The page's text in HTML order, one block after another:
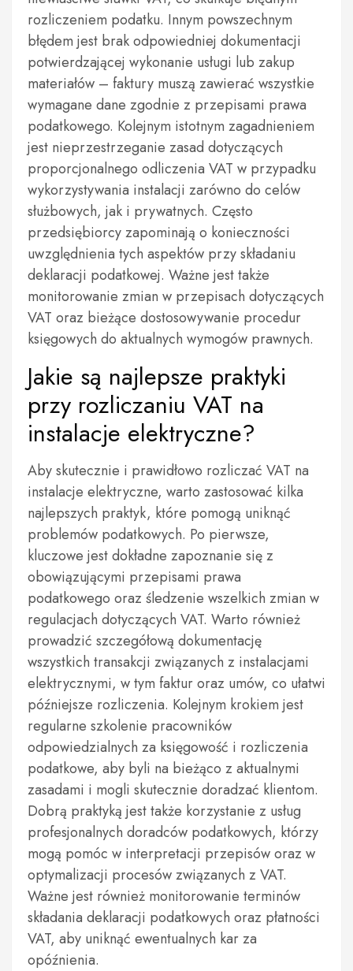
rozliczeniem podatku. Innym powszechnym
błędem jest brak odpowiedniej dokumentacji
potwierdzającej wykonanie usługi lub zakup
materiałów – faktury muszą zawierać wszystkie
wymagane dane zgodnie z przepisami prawa
podatkowego. Kolejnym istotnym zagadnieniem
jest nieprzestrzeganie zasad dotyczących
proporcjonalnego odliczenia VAT w przypadku
wykorzystywania instalacji zarówno do celów
służbowych, jak i prywatnych. Często
przedsiębiorcy zapominają o konieczności
uwzględnienia tych aspektów przy składaniu
deklaracji podatkowej. Ważne jest także
monitorowanie zmian w przepisach dotyczących
VAT oraz bieżące dostosowywanie procedur
księgowych do aktualnych wymogów prawnych.
Jakie są najlepsze praktyki
przy rozliczaniu VAT na
instalacje elektryczne?
Aby skutecznie i prawidłowo rozliczać VAT na
instalacje elektryczne, warto zastosować kilka
najlepszych praktyk, które pomogą uniknąć
problemów podatkowych. Po pierwsze,
kluczowe jest dokładne zapoznanie się z
obowiązującymi przepisami prawa
podatkowego oraz śledzenie wszelkich zmian w
regulacjach dotyczących VAT. Warto również
prowadzić szczegółową dokumentację
wszystkich transakcji związanych z instalacjami
elektrycznymi, w tym faktur oraz umów, co ułatwi
późniejsze rozliczenia. Kolejnym krokiem jest
regularne szkolenie pracowników
odpowiedzialnych za księgowość i rozliczenia
podatkowe, aby byli na bieżąco z aktualnymi
zasadami i mogli skutecznie doradzać klientom.
Dobrą praktyką jest także korzystanie z usług
profesjonalnych doradców podatkowych, którzy
mogą pomóc w interpretacji przepisów oraz w
optymalizacji procesów związanych z VAT.
Ważne jest również monitorowanie terminów
składania deklaracji podatkowych oraz płatności
VAT, aby uniknąć ewentualnych kar za
opóźnienia.